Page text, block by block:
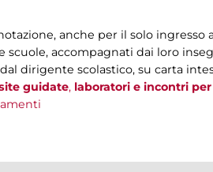
anche per il solo ingresso
accompagnati dai loro
dirigente scolastico, su carta
guidate, laboratori e incontri